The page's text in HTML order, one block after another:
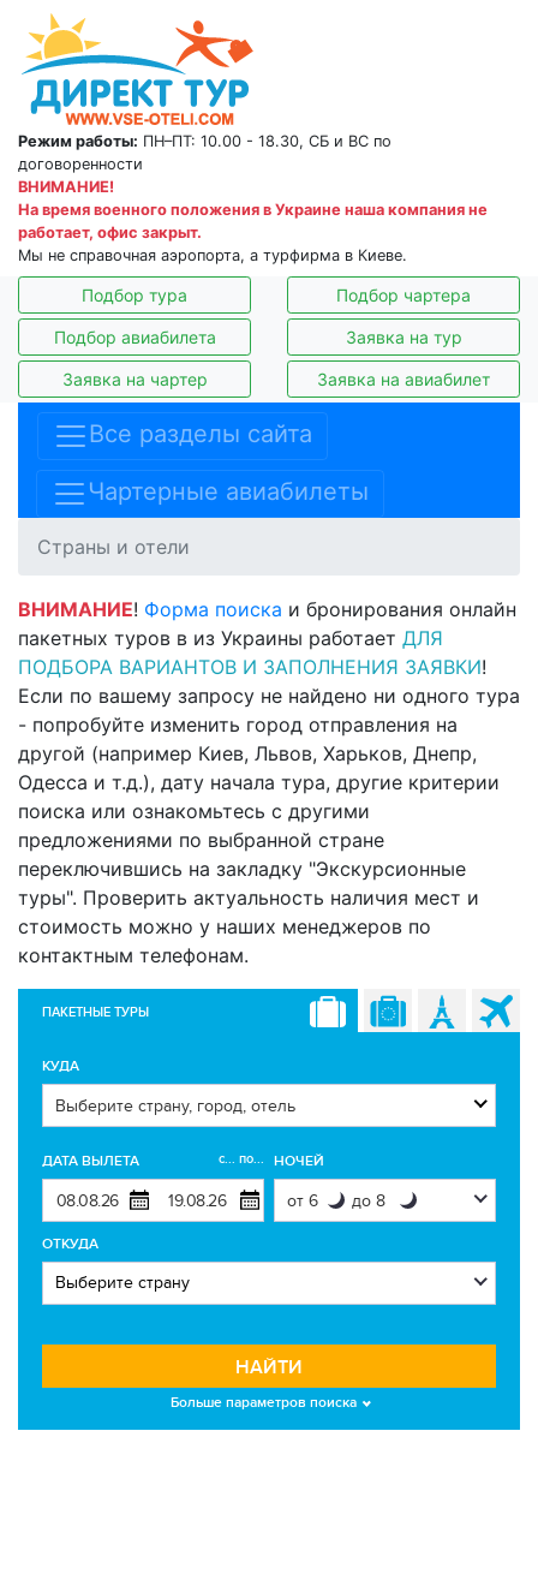
Режим работы: ПН–ПТ: 10.00 - 18.30, СБ и ВС по
договоренности
ВНИМАНИЕ!
На время военного положения в Украине наша компания не
работает, офис закрыт.
Мы не справочная аэропорта, а турфирма в Киеве.
Подбор тура Подбор чартера
Подбор авиабилета Заявка на тур
Заявка на чартер Заявка на авиабилет
Все разделы сайта
Чартерные авиабилеты
Страны и отели
ВНИМАНИЕ! Форма поиска и бронирования онлайн
пакетных туров в из Украины работает ДЛЯ
ПОДБОРА ВАРИАНТОВ И ЗАПОЛНЕНИЯ ЗАЯВКИ!
Если по вашему запросу не найдено ни одного тура
- попробуйте изменить город отправления на
другой (например Киев, Львов, Харьков, Днепр,
Одесса и т.д.), дату начала тура, другие критерии
поиска или ознакомьтесь с другими
предложениями по выбранной стране
переключившись на закладку "Экскурсионные
туры". Проверить актуальность наличия мест и
стоимость можно у наших менеджеров по
контактным телефонам.
ПАКЕТНЫЕ ТУРЫ
КУДА
ДАТА ВЫЛЕТА с... по... НОЧЕЙ
ОТКУДА
НАЙТИ
Больше параметров поиска